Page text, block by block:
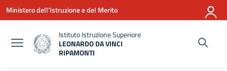
Vai ai contenuti
Vai al menu di navigazione
Vai al footer
Ministero dell'Istruzione e del Merito
Istituto Istruzione Superiore
LEONARDO DA VINCI
RIPAMONTI